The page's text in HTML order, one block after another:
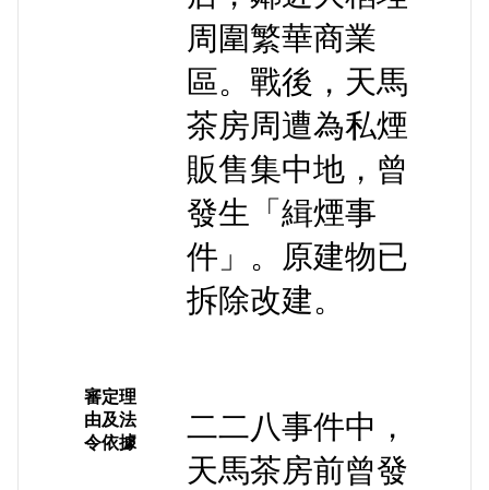
周圍繁華商業
區。戰後，天馬
茶房周遭為私煙
販售集中地，曾
發生「緝煙事
件」。原建物已
拆除改建。
審定理
由及法
令依據
二二八事件中，
天馬茶房前曾發